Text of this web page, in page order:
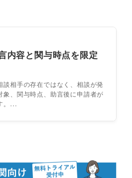
内容と関与時点を限定
談相手の存在ではなく、相談が発
象、関与時点、助言後に申請者が
。...